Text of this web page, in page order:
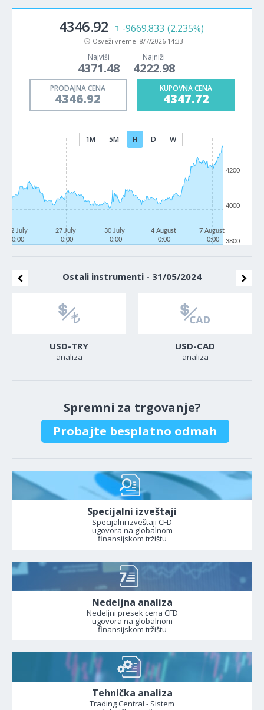
4346.92 -9669.833 (2.235%)
Osveži vreme: 8/7/2026 14:33
Najviši
4371.48
Najniži
4222.98
PRODAJNA CENA
4346.92
KUPOVNA CENA
4347.72
1M 5M H D W
22 July
0:00
27 July
0:00
30 July
0:00
4 August
0:00
7 August
0:00
3800
4000
4200
Ostali instrumenti - 31/05/2024
USD-TRY
analiza
USD-CAD
analiza
Spremni za trgovanje?
Probajte besplatno odmah
Specijalni izveštaji
Specijalni izveštaji CFD
ugovora na globalnom
finansijskom tržištu
Nedeljna analiza
Nedeljni presek cena CFD
ugovora na globalnom
finansijskom tržištu
Tehnička analiza
Trading Central - Sistem